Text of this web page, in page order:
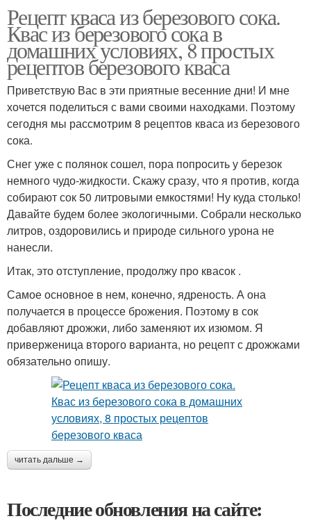
Рецепт кваса из березового сока.
Квас из березового сока в
домашних условиях, 8 простых
рецептов березового кваса
Приветствую Вас в эти приятные весенние дни! И мне
хочется поделиться с вами своими находками. Поэтому
сегодня мы рассмотрим 8 рецептов кваса из березового
сока.
Снег уже с полянок сошел, пора попросить у березок
немного чудо-жидкости. Скажу сразу, что я против, когда
собирают сок 50 литровыми емкостями! Ну куда столько!
Давайте будем более экологичными. Собрали несколько
литров, оздоровились и природе сильного урона не
нанесли.
Итак, это отступление, продолжу про квасок .
Самое основное в нем, конечно, ядреность. А она
получается в процессе брожения. Поэтому в сок
добавляют дрожжи, либо заменяют их изюмом. Я
приверженица второго варианта, но рецепт с дрожжами
обязательно опишу.
читать дальше →
Последние обновления на сайте: